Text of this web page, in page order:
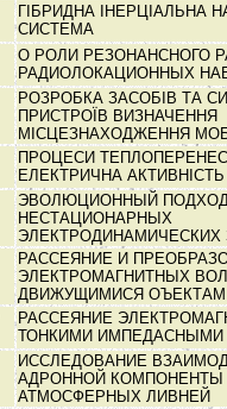
ГІБРИДНА ІНЕРЦІАЛЬНА
СИСТЕМА
О РОЛИ РЕЗОНАНСНОГО
РАДИОЛОКАЦИОННЫХ
РОЗРОБКА ЗАСОБІВ ТА
ПРИСТРОЇВ ВИЗНАЧЕННЯ
МІСЦЕЗНАХОДЖЕННЯ
ПРОЦЕСИ
ЕЛЕКТРИЧНА
ЭВОЛЮЦИОННЫЙ
НЕСТАЦИОНАРНЫХ
РАССЕЯНИЕ И
ЭЛЕКТРОМАГНИТНЫХ
ДВИЖУЩИМИСЯ
РАССЕЯНИЕ
ТОНКИМИ
ИССЛЕДОВАНИЕ
АДРОННОЙ
АТМОСФЕРНЫХ ЛИВНЕЙ